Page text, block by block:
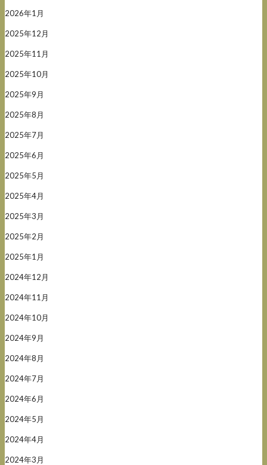
2026年1月
2025年12月
2025年11月
2025年10月
2025年9月
2025年8月
2025年7月
2025年6月
2025年5月
2025年4月
2025年3月
2025年2月
2025年1月
2024年12月
2024年11月
2024年10月
2024年9月
2024年8月
2024年7月
2024年6月
2024年5月
2024年4月
2024年3月